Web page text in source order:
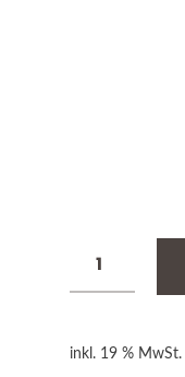
inkl. 19 % MwSt.